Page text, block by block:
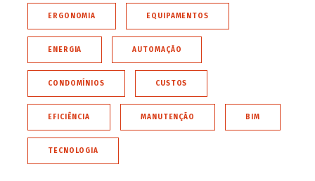
ERGONOMIA EQUIPAMENTOS
ENERGIA AUTOMAÇÃO
CONDOMÍNIOS CUSTOS
EFICIÊNCIA MANUTENÇÃO BIM
TECNOLOGIA